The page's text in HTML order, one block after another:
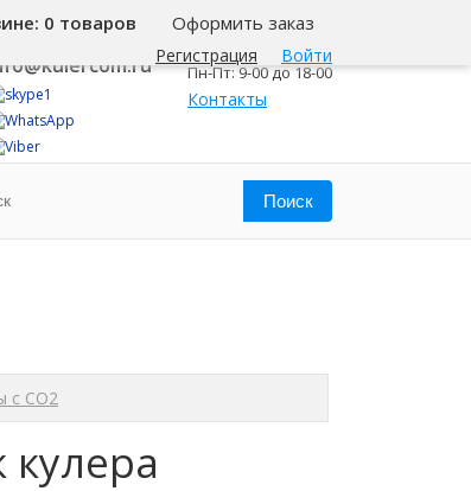
Регистрация Войти
0 товаров Оформить заказ
8 800 500-345-1 Самара
Пн-Пт: 9-00 до 18-00
Контакты
с СО2
кулера